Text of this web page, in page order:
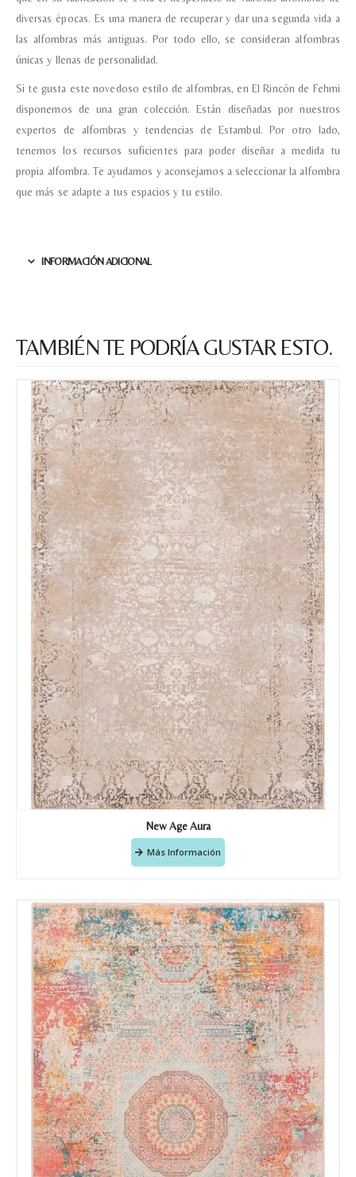
diversas épocas. Es una manera de recuperar y dar una segunda vida a
las alfombras más antiguas. Por todo ello, se consideran alfombras
únicas y llenas de personalidad.
Si te gusta este novedoso estilo de alfombras, en El Rincón de Fehmi
disponemos de una gran colección. Están diseñadas por nuestros
expertos de alfombras y tendencias de Estambul. Por otro lado,
tenemos los recursos suficientes para poder diseñar a medida tu
propia alfombra. Te ayudamos y aconsejamos a seleccionar la alfombra
que más se adapte a tus espacios y tu estilo.
INFORMACIÓN ADICIONAL
TAMBIÉN TE PODRÍA GUSTAR ESTO.
New Age Aura
Más Información
Teléfono
Correo electronico *
Tu mensaje.
Nombre y Referencia del producto
Acuerdo RGPD*
Doy mi consentimiento para que
esta web almacene la
información que envío para que
puedan responder a mi petición.
Recibir mi oferta